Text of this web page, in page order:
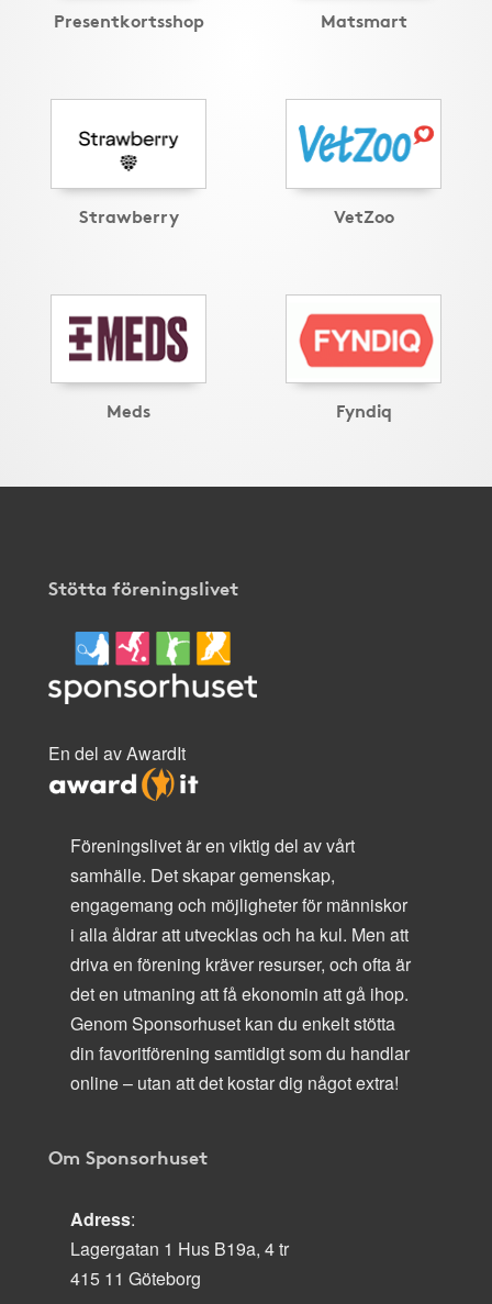
Presentkortsshop Matsmart
Strawberry VetZoo
Meds Fyndiq
Stötta föreningslivet
En del av AwardIt
Föreningslivet är en viktig del av vårt
samhälle. Det skapar gemenskap,
engagemang och möjligheter för människor
i alla åldrar att utvecklas och ha kul. Men att
driva en förening kräver resurser, och ofta är
det en utmaning att få ekonomin att gå ihop.
Genom Sponsorhuset kan du enkelt stötta
din favoritförening samtidigt som du handlar
online – utan att det kostar dig något extra!
Om Sponsorhuset
Adress:
Lagergatan 1 Hus B19a, 4 tr
415 11 Göteborg